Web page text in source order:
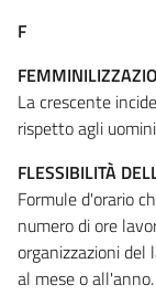
F
La crescente
rispetto agli
FLESSIBILITÀ
Formule d'orario
numero di ore
organizzazioni
al mese o all'anno.